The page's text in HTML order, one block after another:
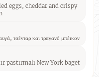
eggs, cheddar and crispy
τσένταρ και τραγανό μπέικον
pastırmalı New York baget